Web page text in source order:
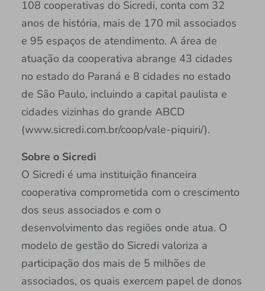
108 cooperativas do Sicredi, conta com 32
anos de história, mais de 170 mil associados
e 95 espaços de atendimento. A área de
atuação da cooperativa abrange 43 cidades
no estado do Paraná e 8 cidades no estado
de São Paulo, incluindo a capital paulista e
cidades vizinhas do grande ABCD
(www.sicredi.com.br/coop/vale-piquiri/).
Sobre o Sicredi
O Sicredi é uma instituição financeira
cooperativa comprometida com o crescimento
dos seus associados e com o
desenvolvimento das regiões onde atua. O
modelo de gestão do Sicredi valoriza a
participação dos mais de 5 milhões de
associados, os quais exercem papel de donos